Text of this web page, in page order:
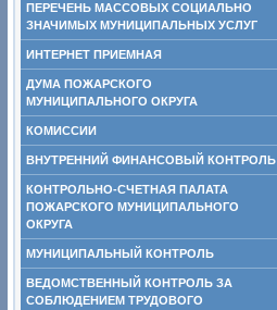
ПЕРЕЧЕНЬ МАССОВЫХ СОЦИАЛЬНО
ЗНАЧИМЫХ МУНИЦИПАЛЬНЫХ УСЛУГ
ИНТЕРНЕТ ПРИЕМНАЯ
ДУМА ПОЖАРСКОГО
МУНИЦИПАЛЬНОГО ОКРУГА
КОМИССИИ
ВНУТРЕННИЙ ФИНАНСОВЫЙ КОНТРОЛЬ
КОНТРОЛЬНО-СЧЕТНАЯ ПАЛАТА
ПОЖАРСКОГО МУНИЦИПАЛЬНОГО
ОКРУГА
МУНИЦИПАЛЬНЫЙ КОНТРОЛЬ
ВЕДОМСТВЕННЫЙ КОНТРОЛЬ ЗА
СОБЛЮДЕНИЕМ ТРУДОВОГО